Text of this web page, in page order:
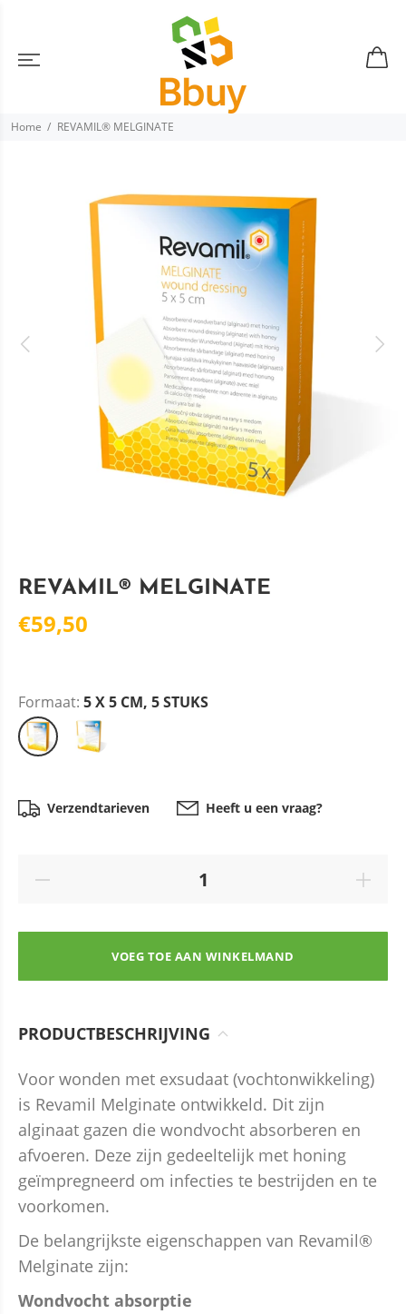
Home REVAMIL® MELGINATE
REVAMIL® MELGINATE
€59,50
Formaat: 5 X 5 CM, 5 STUKS
Verzendtarieven Heeft u een vraag?
VOEG TOE AAN WINKELMAND
PRODUCTBESCHRIJVING
Voor wonden met exsudaat (vochtonwikkeling)
is Revamil Melginate ontwikkeld. Dit zijn
alginaat gazen die wondvocht absorberen en
afvoeren. Deze zijn gedeeltelijk met honing
geïmpregneerd om infecties te bestrijden en te
voorkomen.
De belangrijkste eigenschappen van Revamil®
Melginate zijn:
Wondvocht absorptie